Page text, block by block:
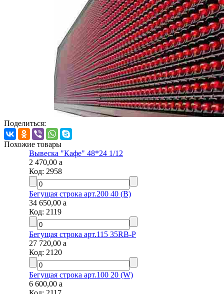
Поделиться:
Похожие товары
Вывеска "Кафе" 48*24 1/12
2 470,00a
Код:2958
Бегущая строка арт.200 40 (B)
34 650,00a
Код:2119
Бегущая строка арт.115 35RB-P
27 720,00a
Код:2120
Бегущая строка арт.100 20 (W)
6 600,00a